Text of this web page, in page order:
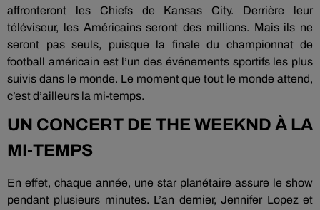
affronteront les Chiefs de Kansas City. Derrière leur
téléviseur, les Américains seront des millions. Mais ils ne
seront pas seuls, puisque la finale du championnat de
football américain est l’un des événements sportifs les plus
suivis dans le monde. Le moment que tout le monde attend,
c’est d’ailleurs la mi-temps.
UN CONCERT DE THE WEEKND À LA
MI-TEMPS
En effet, chaque année, une star planétaire assure le show
pendant plusieurs minutes. L’an dernier, Jennifer Lopez et